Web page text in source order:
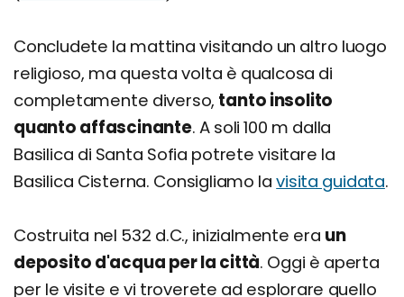
Concludete la mattina visitando un altro luogo
religioso, ma questa volta è qualcosa di
completamente diverso, tanto insolito
quanto affascinante. A soli 100 m dalla
Basilica di Santa Sofia potrete visitare la
Basilica Cisterna. Consigliamo lavisita guidata.
Costruita nel 532 d.C., inizialmente era un
deposito d'acqua per la città. Oggi è aperta
per le visite e vi troverete ad esplorare quello